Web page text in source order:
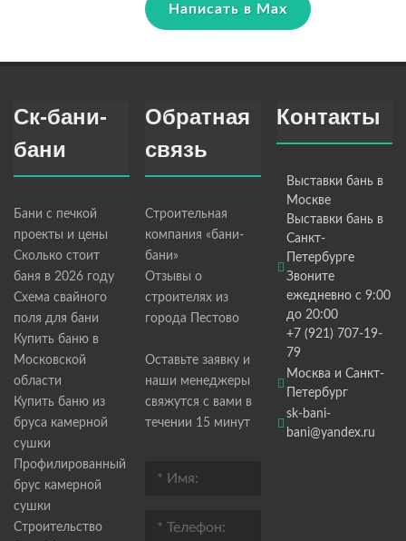
Написать в Max
Ск-бани-
бани
Бани с печкой
проекты и цены
Сколько стоит
баня в 2026 году
Схема свайного
поля для бани
Купить баню в
Московской
области
Купить баню из
бруса камерной
сушки
Профилированный
брус камерной
сушки
Строительство
Обратная
связь
Строительная
компания «бани-
бани»
Отзывы о
строителях из
города Пестово
Оставьте заявку и
наши менеджеры
свяжутся с вами в
течении 15 минут
Контакты
Выставки бань в
Москве
Выставки бань в
Санкт-
Петербурге
Звоните
ежедневно с 9:00
до 20:00
+7 (921) 707-19-
79
Москва и Санкт-
Петербург
sk-bani-
bani@yandex.ru